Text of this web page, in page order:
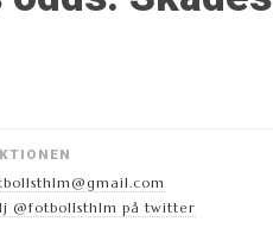
@fotbollsthlm på twitter